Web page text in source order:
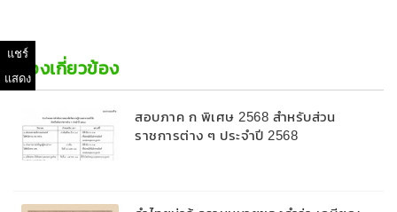
เรื่องเกี่ยวข้อง
สอบภาค ก พิเศษ 2568 สำหรับส่วน
ราชการต่าง ๆ ประจำปี 2568
แชร์
แสดง